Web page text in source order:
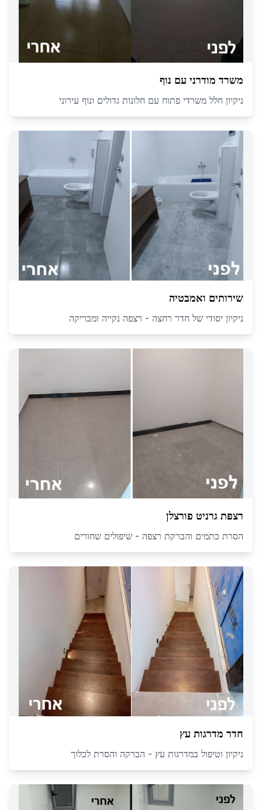
משרד מודרני עם נוף
ניקיון חלל משרדי פתוח עם חלונות גדולים ונוף עירוני
שירותים ואמבטיה
ניקיון יסודי של חדר רחצה - רצפה נקייה ומבריקה
רצפת גרניט פורצלן
הסרת כתמים והברקת רצפה - שיפולים שחורים
חדר מדרגות עץ
ניקיון וטיפול במדרגות עץ - הברקה והסרת לכלוך